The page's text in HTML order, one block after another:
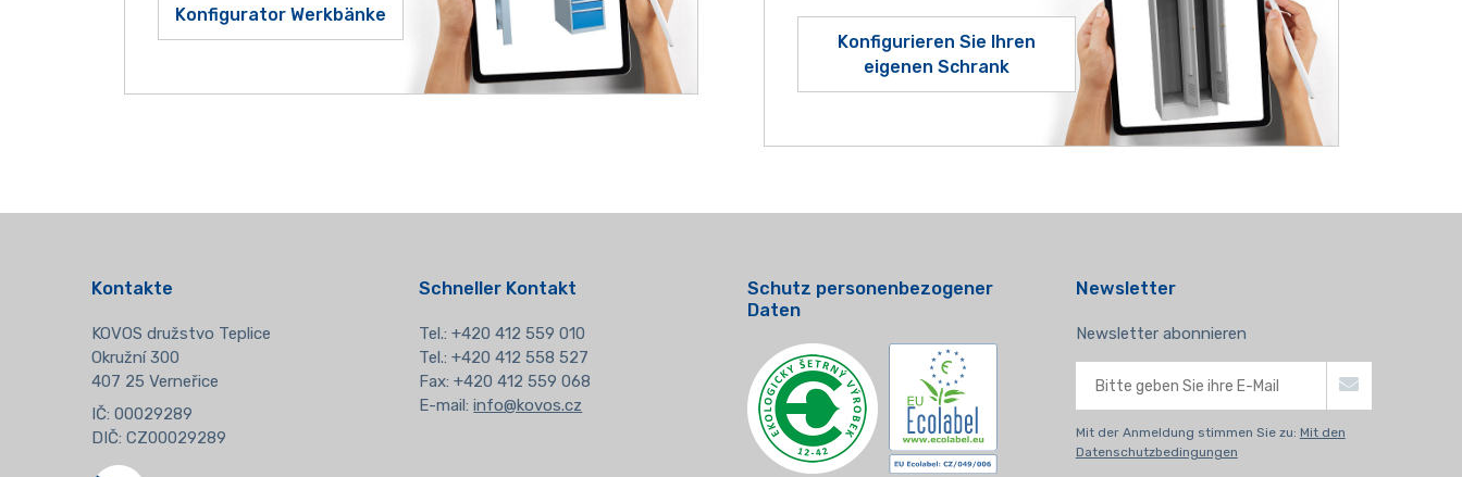
Konfigurator Werkbänke
Konfigurieren Sie Ihren
eigenen Schrank
Kontakte
KOVOS družstvo Teplice
Okružní 300
407 25 Verneřice
IČ: 00029289
DIČ: CZ00029289
Schneller Kontakt
Tel.:+420 412 559 010
Tel.: +420 412 558 527
Fax: +420 412 559 068
E-mail:info@kovos.cz
Schutz personenbezogener
Daten
Newsletter
Newsletter abonnieren
Mit der Anmeldung stimmen Sie zu: Mit den
Datenschutzbedingungen